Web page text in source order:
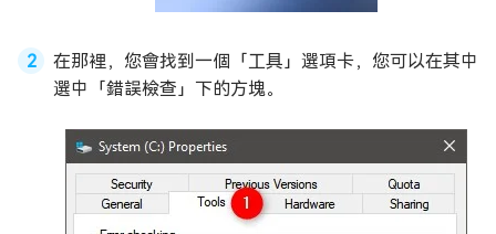
在那裡，您會找到一個「工具」選項卡，您可以在其中
選中「錯誤檢查」下的方塊。